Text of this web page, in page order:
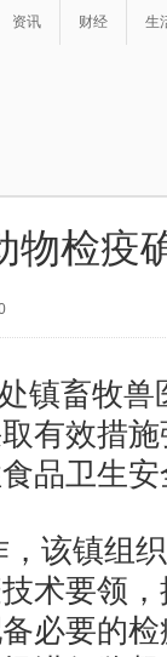
资讯 财经 生
物检疫
畜牧兽
有效措
品卫生
该镇组织
术要领
必要的